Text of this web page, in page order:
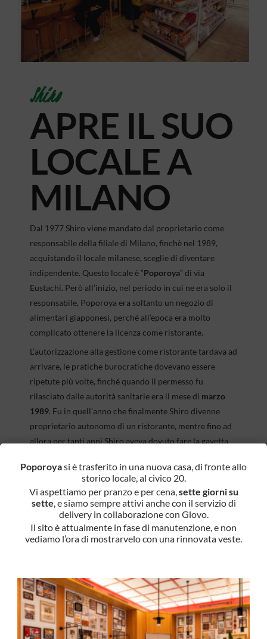
Shiro
APRE IL SUO
LOCALE A
MILANO
Dal 1977 Shiro viene mandato dal proprietario come
responsabile della filiale di Milano, finchè nel 1989,
acquistando il locale milanese, sceglie di diventare
indipendente. Questo locale è “Poporoya” di via
Eustachi. Però all’inizio, nel periodo in cui ne era solo il
responsabile, Poporoya era soltanto un negozio di
alimentari giapponesi, perché all’epoca era molto
complicato ottenere la licenza come ristorante.
L’autorizzazione alla gestione come ristorante tardava ad
arrivare, le pratiche burocratiche dovevano essere
ripetute più volte, finché quando il permesso fu
rilasciato dalle autorità sanitarie era il mese di marzo
1989. Fu in quell’anno che finalmente Shiro divenne
proprietario autonomo di un ristorante, mentre fino ad
allora per tanti anni Shiro aveva dovuto fare la gavetta
In realtà molti dei clienti di allora sono ancora oggi
clienti abituali di Poporoya. Molti uomini d’affari
giapponesi che spesso venivano a Milano negli anni
Ottanta, passano ancora oggi nel locale con molta
nostalgia.
ancora pochi sono state molte le persone che hanno
sostenuto con molta simpatia Shiro. Anche per questi
motivi Shiro fu molto determinato nel voler ottenere a
tutti i costi la licenza dicendosi “la devo avere per forza”.
Poporoyasi è trasferito in una nuova casa, di fronte allo
storico locale, al civico 20.
Vi aspettiamo per pranzo e per cena, sette giorni su
sette , e siamo sempre attivi anche con il servizio di
delivery in collaborazione con Glovo.
Il sito è attualmente in fase di manutenzione, e non
vediamo l’ora di mostrarvelo con una rinnovata veste.